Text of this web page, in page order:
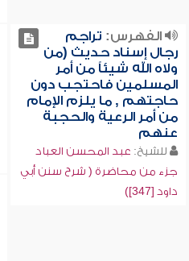
الفهرس: تراجم
رجال إسناد حديث (من
ولاه الله شيئاً من أمر
المسلمين فاحتجب دون
حاجتهم , ما يلزم الإمام
من أمر الرعية والحجبة
عنهم
للشيخ: عبد المحسن العباد
جزء من محاضرة ( شرح سنن أبي
داود [347])